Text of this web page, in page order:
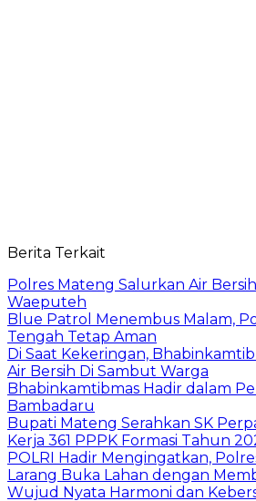
Berita Terkait
Polres Mateng Salurkan Air
Waeputeh
Blue Patrol Menembus Malam,
Tengah Tetap Aman
Di Saat Kekeringan,
Air Bersih Di Sambut Warga
Bhabinkamtibmas Hadir dalam
Bambadaru
Bupati Mateng Serahkan SK
Kerja 361 PPPK Formasi Tahun
POLRI Hadir Mengingatkan,
Larang Buka Lahan dengan
Wujud Nyata Harmoni dan